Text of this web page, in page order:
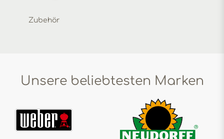
Zubehör
Unsere beliebtesten Marken